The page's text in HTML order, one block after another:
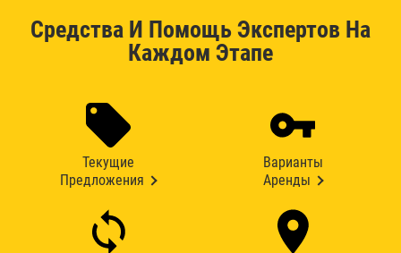
Средства И Помощь Экспертов На
Каждом Этапе
Текущие
Предложения
Варианты
Аренды